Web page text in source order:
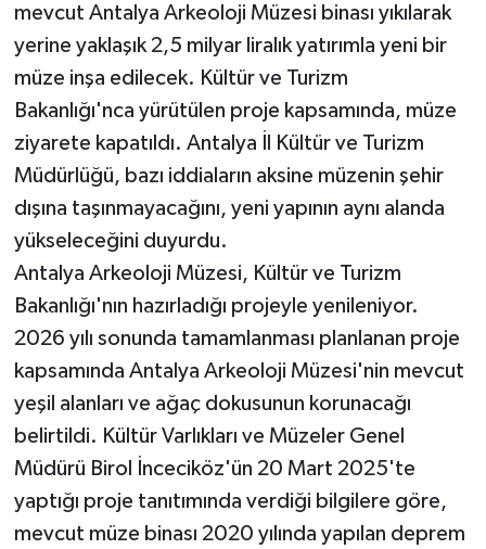
mevcut Antalya Arkeoloji Müzesi binası yıkılarak
yerine yaklaşık 2,5 milyar liralık yatırımla yeni bir
müze inşa edilecek. Kültür ve Turizm
Bakanlığı'nca yürütülen proje kapsamında, müze
ziyarete kapatıldı. Antalya İl Kültür ve Turizm
Müdürlüğü, bazı iddiaların aksine müzenin şehir
dışına taşınmayacağını, yeni yapının aynı alanda
yükseleceğini duyurdu.
Antalya Arkeoloji Müzesi, Kültür ve Turizm
Bakanlığı'nın hazırladığı projeyle yenileniyor.
2026 yılı sonunda tamamlanması planlanan proje
kapsamında Antalya Arkeoloji Müzesi'nin mevcut
yeşil alanları ve ağaç dokusunun korunacağı
belirtildi. Kültür Varlıkları ve Müzeler Genel
Müdürü Birol İnceciköz'ün 20 Mart 2025'te
yaptığı proje tanıtımında verdiği bilgilere göre,
mevcut müze binası 2020 yılında yapılan deprem
Siyaset
Spor
Teknoloji
Televizyon
Turizm
Yaşam